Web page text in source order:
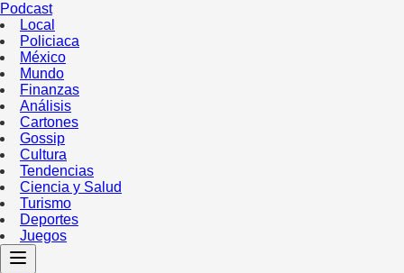
Podcast
Local
Policiaca
México
Mundo
Finanzas
Análisis
Cartones
Gossip
Cultura
Tendencias
Ciencia y Salud
Turismo
Deportes
Juegos